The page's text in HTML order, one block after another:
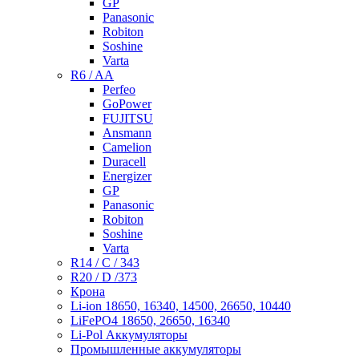
GP
Panasonic
Robiton
Soshine
Varta
R6 / AA
Perfeo
GoPower
FUJITSU
Ansmann
Camelion
Duracell
Energizer
GP
Panasonic
Robiton
Soshine
Varta
R14 / C / 343
R20 / D /373
Крона
Li-ion 18650, 16340, 14500, 26650, 10440
LiFePO4 18650, 26650, 16340
Li-Pol Аккумуляторы
Промышленные аккумуляторы